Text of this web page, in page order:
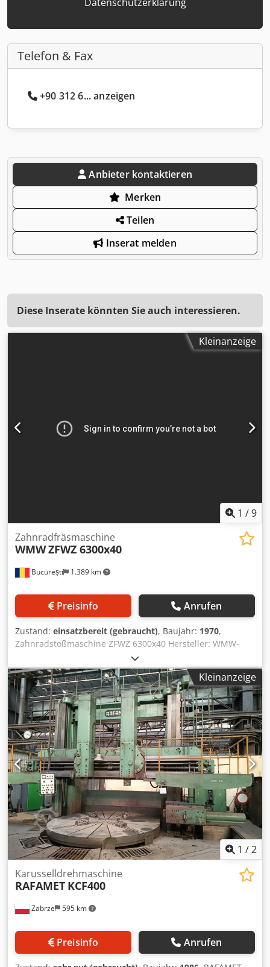
Telefon & Fax
+90 312 6... anzeigen
Anbieter kontaktieren
Merken
Teilen
Inserat melden
Diese Inserate könnten Sie auch interessieren.
Kleinanzeige
1 /9
București 1.389 km
Zahnradfräsmaschine
WMWZFWZ 6300x40
Preisinfo Anrufen
Zustand: einsatzbereit (gebraucht), Baujahr: 1970,
Zahnradstoßmaschine ZFWZ 6300x40 Hersteller: WMW-
MODUL Modell: ZFWZ 6300x40/1 Baujahr: 1970 Max.
Werkstückdurchmesser: 7.100 mm Zahnbreite: 1.500 mm
Max. Modul: 45 Tischdurchmesser: 5.300 mm Fräser-Ø x
Breite: 400x500 mm Max. Schrägungswinkel: 45°
Fräserdurchmesser: 500 mm Chjdpfxjxln Iws Ab Nsa
Fräserdrehzahlen: 9–63 U/min Gesamtanschlusswert: 47
kW Maschinengewicht: 160 t Ausstattung: Standard-
Wälzfräskopf, tangentialer Fräskopf,
Innenbearbeitungskopf, Wechselrädersatz, Stützen. Video
verfügbar.
Kleinanzeige
1 /2
Zabrze 595 km
Karusselldrehmaschine
RAFAMET KCF400
Preisinfo Anrufen